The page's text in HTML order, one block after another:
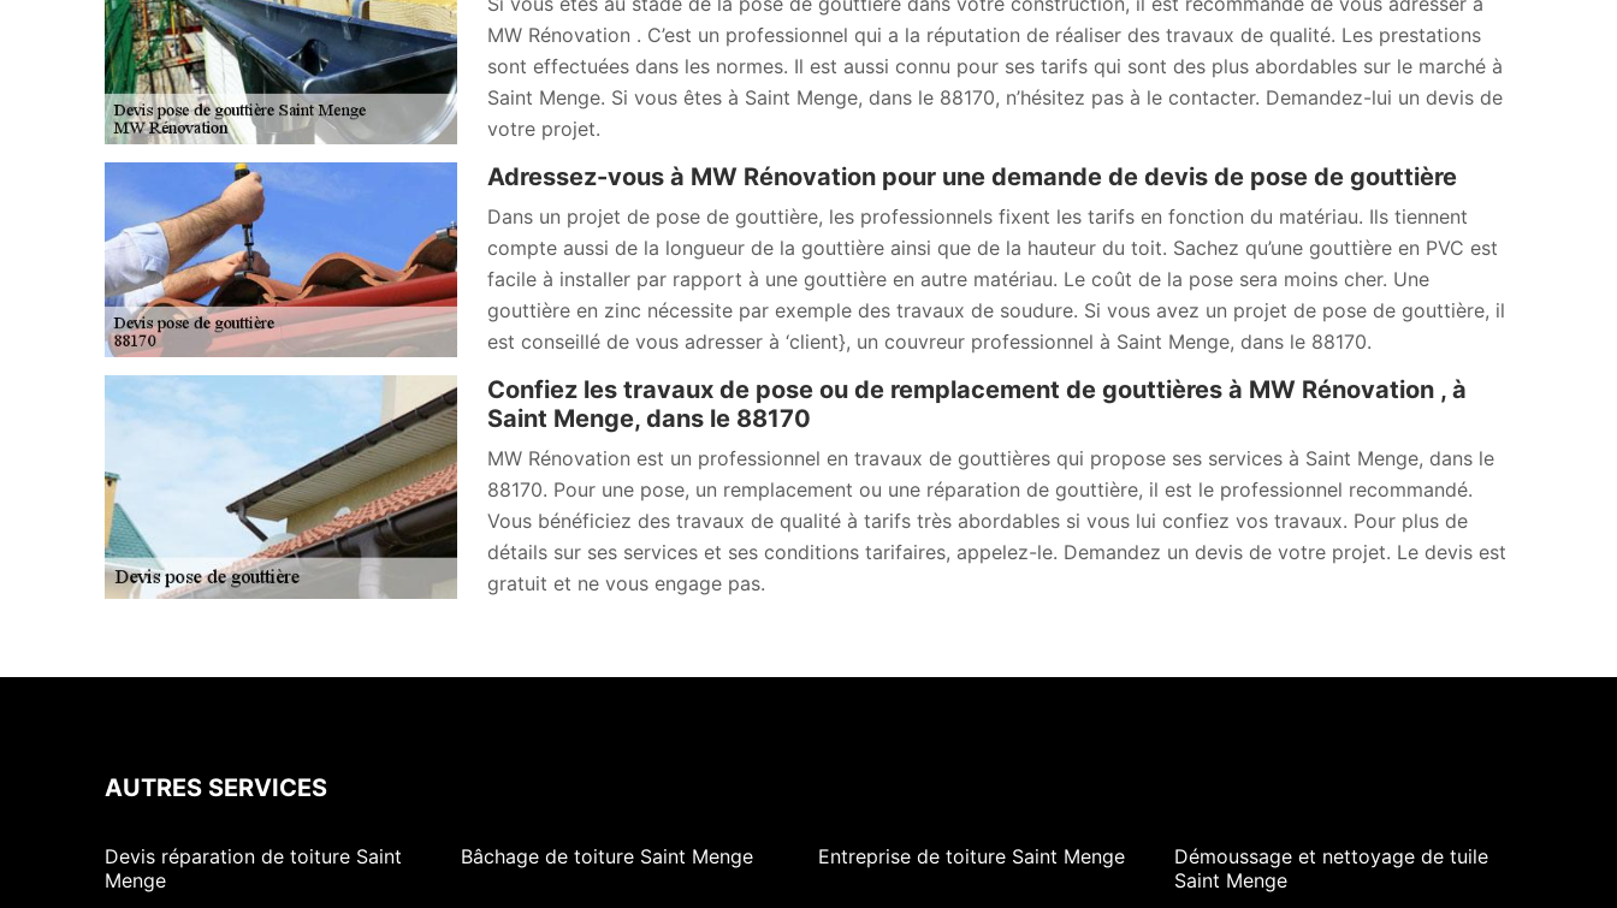
MW Rénovation . C’est un professionnel qui a la réputation de réaliser des travaux de qualité. Les prestations
sont effectuées dans les normes. Il est aussi connu pour ses tarifs qui sont des plus abordables sur le marché à
Saint Menge. Si vous êtes à Saint Menge, dans le 88170, n’hésitez pas à le contacter. Demandez-lui un devis de
votre projet.
Adressez-vous à MW Rénovation pour une demande de devis de pose de gouttière
Dans un projet de pose de gouttière, les professionnels fixent les tarifs en fonction du matériau. Ils tiennent
compte aussi de la longueur de la gouttière ainsi que de la hauteur du toit. Sachez qu’une gouttière en PVC est
facile à installer par rapport à une gouttière en autre matériau. Le coût de la pose sera moins cher. Une
gouttière en zinc nécessite par exemple des travaux de soudure. Si vous avez un projet de pose de gouttière, il
est conseillé de vous adresser à ‘client}, un couvreur professionnel à Saint Menge, dans le 88170.
Confiez les travaux de pose ou de remplacement de gouttières à MW Rénovation , à
Saint Menge, dans le 88170
MW Rénovation est un professionnel en travaux de gouttières qui propose ses services à Saint Menge, dans le
88170. Pour une pose, un remplacement ou une réparation de gouttière, il est le professionnel recommandé.
Vous bénéficiez des travaux de qualité à tarifs très abordables si vous lui confiez vos travaux. Pour plus de
détails sur ses services et ses conditions tarifaires, appelez-le. Demandez un devis de votre projet. Le devis est
gratuit et ne vous engage pas.
AUTRES SERVICES
Devis réparation de toiture Saint
Menge
Bâchage de toiture Saint Menge Entreprise de toiture Saint Menge
Démoussage et nettoyage de tuile
Saint Menge